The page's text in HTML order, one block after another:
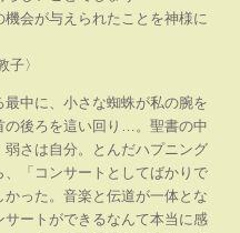
会が与えられたことを神様に
子〉
中に、小さな蜘蛛が私の腕を
の後ろを這い回り…。聖書の中
さは自分。とんだハプニング
「コンサートとしてばかりで
った。音楽と伝道が一体とな
ートができるなんて本当に感